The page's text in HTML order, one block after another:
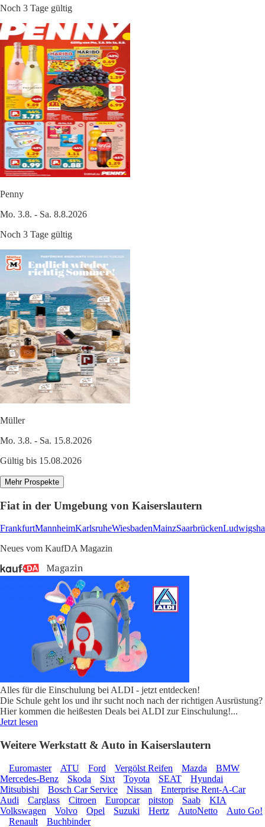
Noch 3 Tage gültig
Penny
Mo. 3.8. - Sa. 8.8.2026
Noch 3 Tage gültig
Müller
Mo. 3.8. - Sa. 15.8.2026
Gültig bis 15.08.2026
Mehr Prospekte
Fiat in der Umgebung von Kaiserslautern
FrankfurtMannheimKarlsruheWiesbadenMainzSaarbrücken
Neues vom KaufDA Magazin
Alles für die Einschulung bei ALDI - jetzt entdecken!
Die Schule geht los und ihr sucht noch nach der richtigen Ausrüstung?
Hier kommen die heißesten Deals bei ALDI zur Einschulung!...
Jetzt lesen
Weitere Werkstatt & Auto in Kaiserslautern
Euromaster ATU Ford Vergölst Reifen Mazda
BMW
Mercedes-Benz
Skoda Sixt Toyota SEAT
Hyundai
Mitsubishi
Bosch Car Service Nissan
Enterprise Rent-A-Car
Audi
Carglass Citroen Europcar pitstop Saab
KIA
Volkswagen
Volvo Opel Suzuki Hertz AutoNetto
Auto Go!
Renault
Buchbinder